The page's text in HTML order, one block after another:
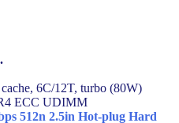
6C/12T, turbo (80W)
ECC UDIMM
512n 2.5in Hot-plug Hard